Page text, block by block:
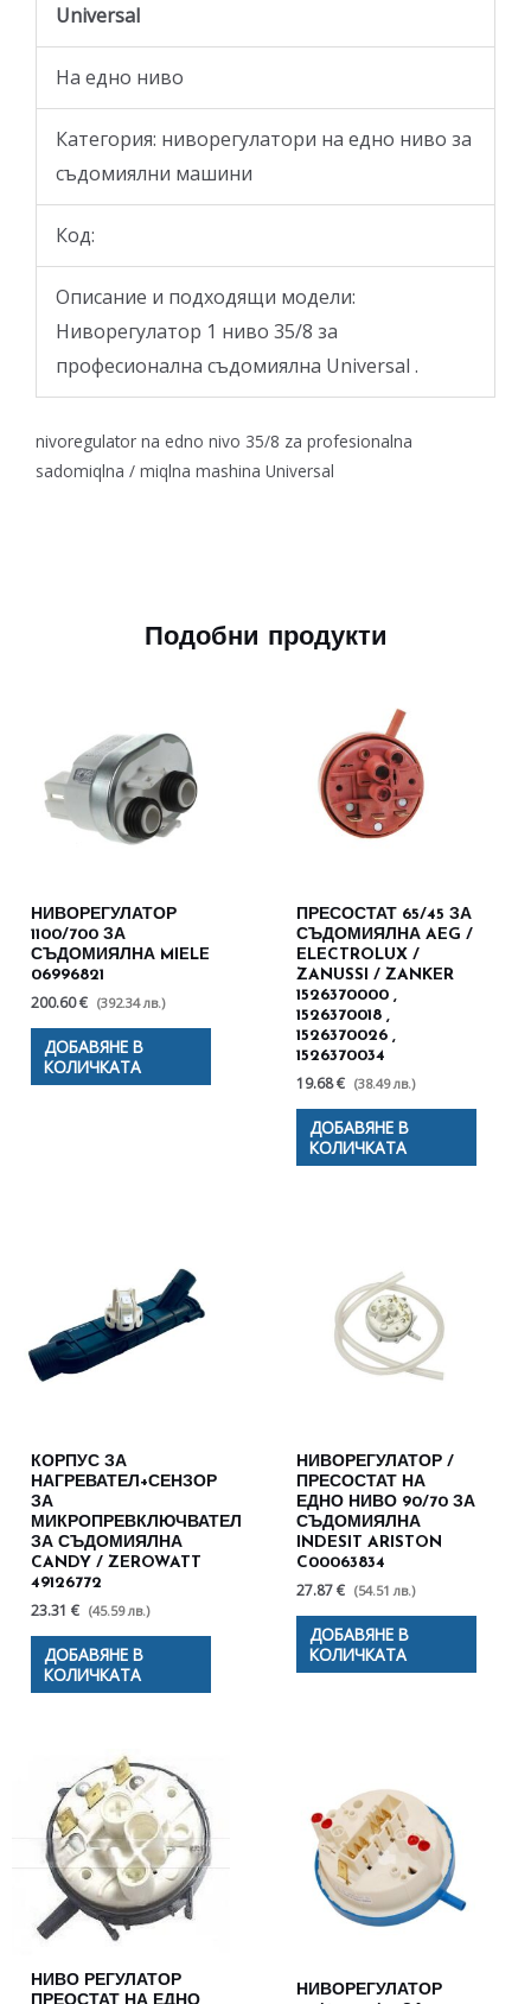
Universal
На едно ниво
Категория: ниворегулатори на едно ниво за
съдомиялни машини
Код:
Описание и подходящи модели:
Ниворегулатор 1 ниво 35/8 за
професионалнa съдомиялнa Universal .
nivoregulator na edno nivo 35/8 za profesionalna
sadomiqlna / miqlna mashina Universal
Подобни продукти
НИВОРЕГУЛАТОР
1100/700 ЗА
СЪДОМИЯЛНА MIELE
06996821
200.60 € (392.34 лв.)
ДОБАВЯНЕ В
КОЛИЧКАТА
ПРЕСОСТАТ 65/45 ЗА
СЪДОМИЯЛНА AEG /
ELECTROLUX /
ZANUSSI / ZANKER
1526370000 ,
1526370018 ,
1526370026 ,
1526370034
19.68 € (38.49 лв.)
ДОБАВЯНЕ В
КОЛИЧКАТА
КОРПУС ЗА
НАГРЕВАТЕЛ+СЕНЗОР
ЗА
МИКРОПРЕВКЛЮЧВАТЕЛ
ЗА СЪДОМИЯЛНА
CANDY / ZEROWATT
49126772
23.31 € (45.59 лв.)
ДОБАВЯНЕ В
КОЛИЧКАТА
НИВОРЕГУЛАТОР /
ПРЕСОСТАТ НА
ЕДНО НИВО 90/70 ЗА
СЪДОМИЯЛНА
INDESIT ARISTON
C00063834
27.87 € (54.51 лв.)
ДОБАВЯНЕ В
КОЛИЧКАТА
НИВО РЕГУЛАТОР
ПРЕОСТАТ НА ЕДНО
НИВОРЕГУЛАТОР